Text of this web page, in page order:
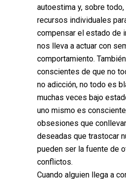
autoestima y, sobre
recursos individuales
compensar el estado de
nos lleva a actuar con
comportamiento.
conscientes de que no
no adicción, no todo es
muchas veces bajo
uno mismo es
obsesiones que
deseadas que trastocar
pueden ser la fuente de
conflictos.
Cuando alguien llega a